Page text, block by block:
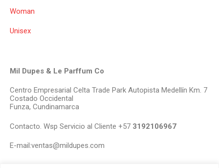
Woman
Unisex
Mil Dupes & Le Parffum Co
Centro Empresarial Celta Trade Park Autopista Medellín Km. 7
Costado Occidental
Funza, Cundinamarca
Contacto. Wsp Servicio al Cliente +57 3192106967
E-mail:ventas@mildupes.com